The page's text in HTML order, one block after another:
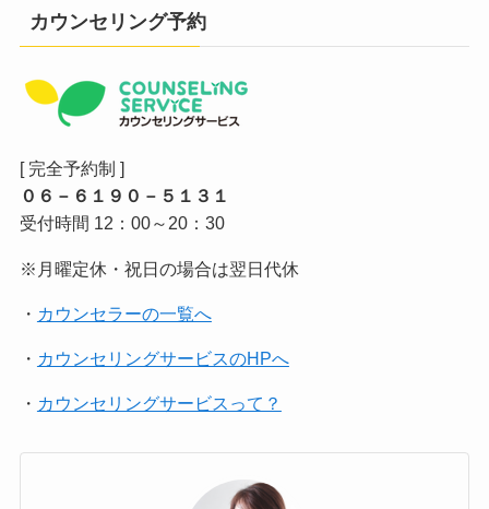
カウンセリング予約
[ 完全予約制 ]
０６－６１９０－５１３１
受付時間 12：00～20：30
※月曜定休・祝日の場合は翌日代休
・ カウンセラーの一覧へ
・ カウンセリングサービスのHPへ
・ カウンセリングサービスって？